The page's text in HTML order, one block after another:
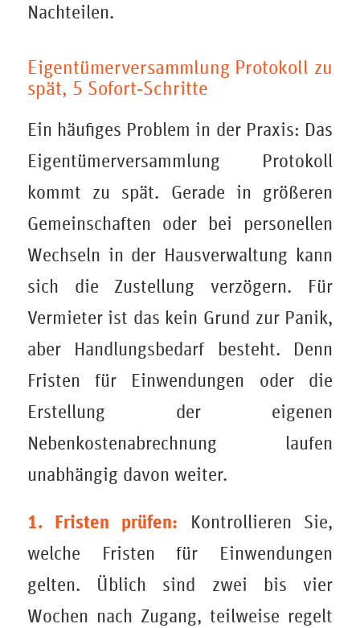
Nachteilen.
Eigentümerversammlung Protokoll zu
spät, 5 Sofort‑Schritte
Ein häufiges Problem in der Praxis: Das
Eigentümerversammlung Protokoll
kommt zu spät. Gerade in größeren
Gemeinschaften oder bei personellen
Wechseln in der Hausverwaltung kann
sich die Zustellung verzögern. Für
Vermieter ist das kein Grund zur Panik,
aber Handlungsbedarf besteht. Denn
Fristen für Einwendungen oder die
Erstellung der eigenen
Nebenkostenabrechnung laufen
unabhängig davon weiter.
1. Fristen prüfen: Kontrollieren Sie,
welche Fristen für Einwendungen
gelten. Üblich sind zwei bis vier
Wochen nach Zugang, teilweise regelt